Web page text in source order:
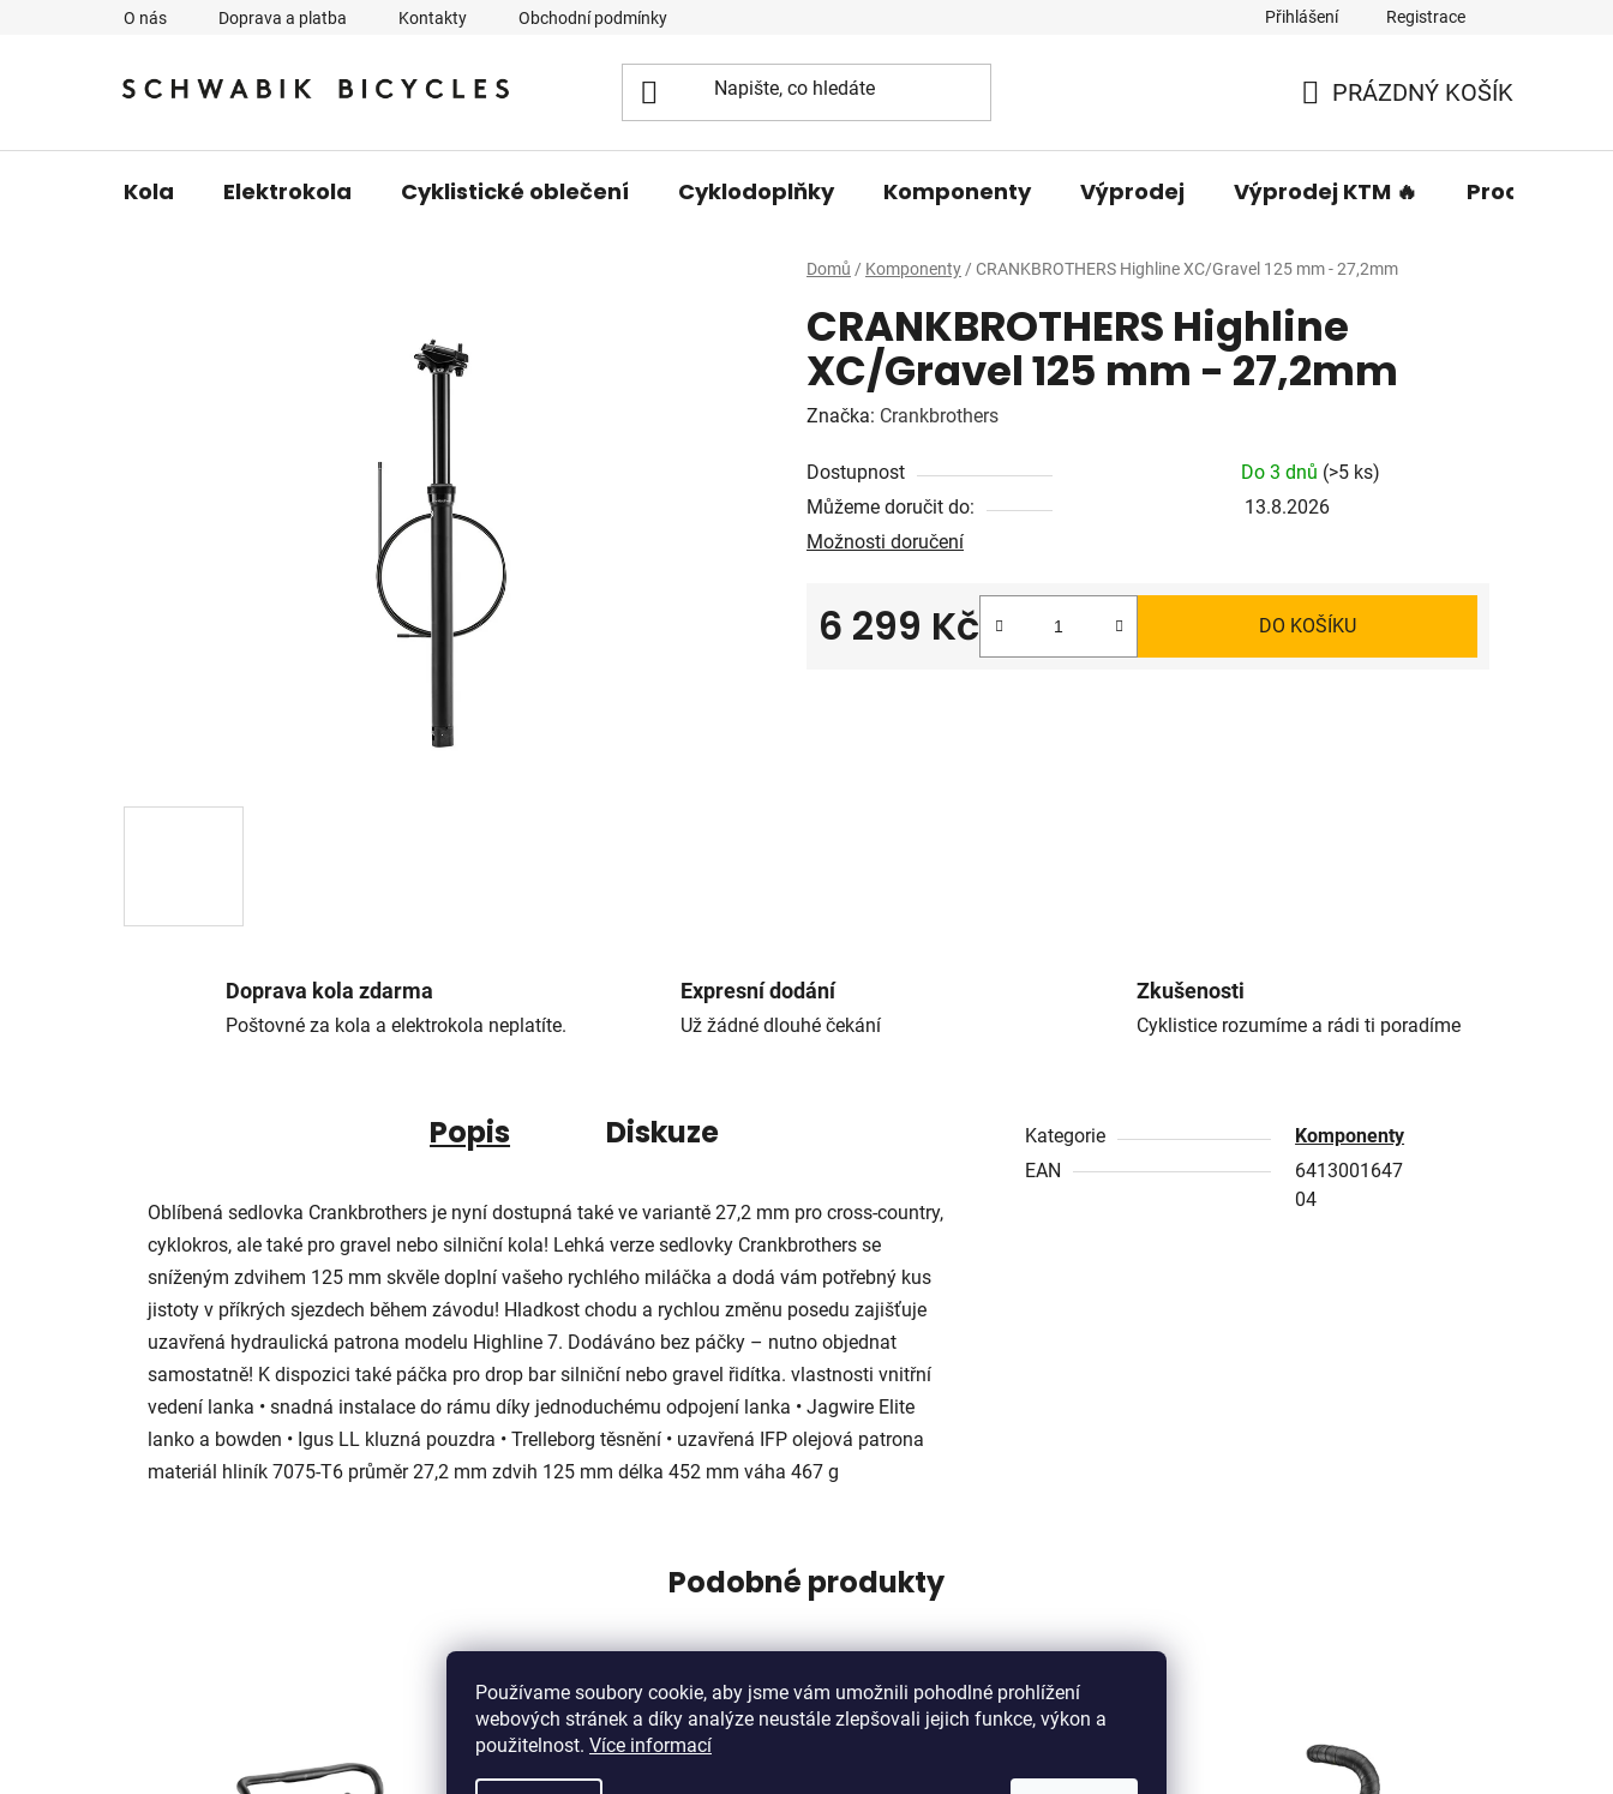
Používame soubory cookie, aby jsme vám umožnili pohodlné prohlížení
webových stránek a díky analýze neustále zlepšovali jejich funkce, výkon a
použitelnost. Více informací
O nás Doprava a platba Kontakty Obchodní podmínky Přihlášení Registrace
KOŠÍK
PRÁZDNÝ KOŠÍK
Kola Elektrokola Cyklistické oblečení Cyklodoplňky Komponenty Výprodej Výprodej KTM 🔥 Prodávané
Domů / Komponenty / CRANKBROTHERS Highline XC/Gravel 125 mm - 27,2mm
CRANKBROTHERS Highline
XC/Gravel 125 mm - 27,2mm
Značka: Crankbrothers
Dostupnost Do 3 dnů (>5 ks)
Můžeme doručit do:
13.8.2026
Možnosti doručení
6 299 Kč DO KOŠÍKU
Doprava kola zdarma
Poštovné za kola a elektrokola neplatíte.
Expresní dodání
Už žádné dlouhé čekání
Zkušenosti
Cyklistice rozumíme a rádi ti poradíme
Popis Diskuze
Oblíbená sedlovka Crankbrothers je nyní dostupná také ve variantě 27,2 mm pro cross-country,
cyklokros, ale také pro gravel nebo silniční kola! Lehká verze sedlovky Crankbrothers se
sníženým zdvihem 125 mm skvěle doplní vašeho rychlého miláčka a dodá vám potřebný kus
jistoty v příkrých sjezdech během závodu! Hladkost chodu a rychlou změnu posedu zajišťuje
uzavřená hydraulická patrona modelu Highline 7. Dodáváno bez páčky – nutno objednat
samostatně! K dispozici také páčka pro drop bar silniční nebo gravel řidítka. vlastnosti vnitřní
vedení lanka • snadná instalace do rámu díky jednoduchému odpojení lanka • Jagwire Elite
lanko a bowden • Igus LL kluzná pouzdra • Trelleborg těsnění • uzavřená IFP olejová patrona
materiál hliník 7075-T6 průměr 27,2 mm zdvih 125 mm délka 452 mm váha 467 g
Kategorie
Komponenty
EAN
6413001647
04
Podobné produkty